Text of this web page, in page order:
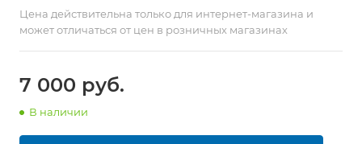
Цена действительна только для интернет-магазина и
может отличаться от цен в розничных магазинах
7 000 руб.
В наличии